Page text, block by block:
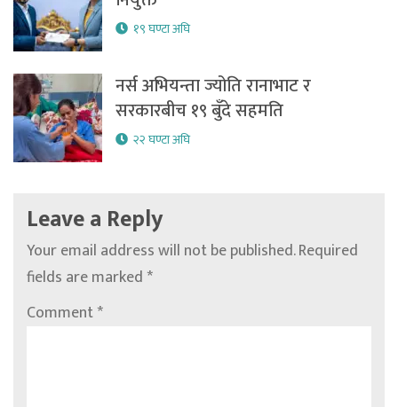
१९ घण्टा अघि
नर्स अभियन्ता ज्योति रानाभाट र
सरकारबीच १९ बुँदे सहमति
२२ घण्टा अघि
Leave a Reply
Your email address will not be published.Required
fields are marked*
Comment*